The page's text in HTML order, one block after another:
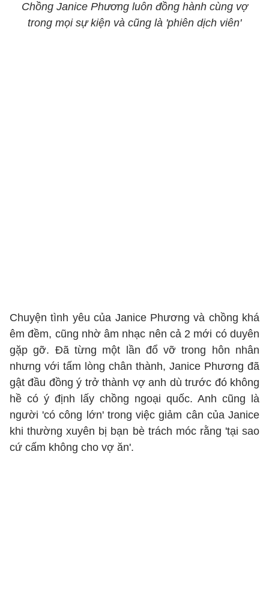
Chồng Janice Phương luôn đồng hành cùng vợ
trong mọi sự kiện và cũng là 'phiên dịch viên'
Chuyện tình yêu của Janice Phương và chồng khá
êm đềm, cũng nhờ âm nhạc nên cả 2 mới có duyên
gặp gỡ. Đã từng một lần đổ vỡ trong hôn nhân
nhưng với tấm lòng chân thành, Janice Phương đã
gật đầu đồng ý trở thành vợ anh dù trước đó không
hề có ý định lấy chồng ngoại quốc. Anh cũng là
người 'có công lớn' trong việc giảm cân của Janice
khi thường xuyên bị bạn bè trách móc rằng 'tại sao
cứ cấm không cho vợ ăn'.